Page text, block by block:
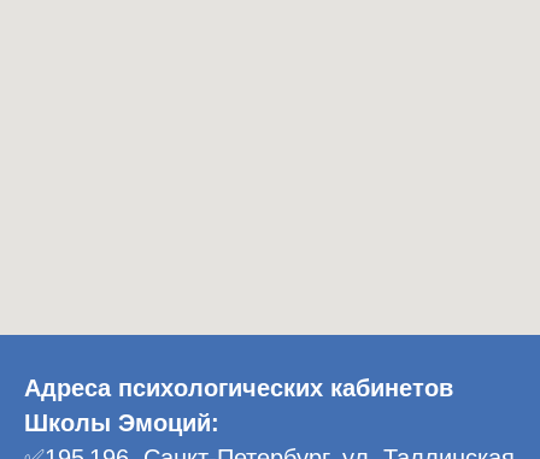
Адреса психологических кабинетов
Школы Эмоций: